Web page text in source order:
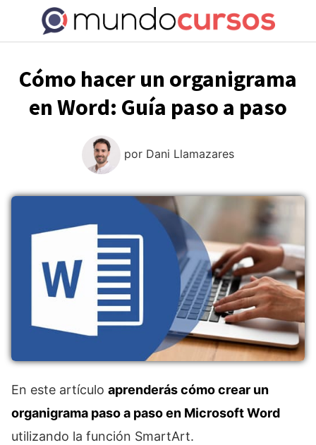
contenido
Cómo hacer un organigrama
en Word: Guía paso a paso
por Dani Llamazares
En este artículo aprenderás cómo crear un
organigrama paso a paso en Microsoft Word
utilizando la función SmartArt.